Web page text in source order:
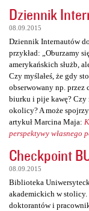
Dziennik
08.09.2015
Dziennik Internautów
przykład: „Oburzamy
amerykańskich służb,
Czy myślałeś, że gdy
obserwowany np. przez
biurku i pije kawę? Czy
okolicy? A może
artykuł Marcina Maja:
perspektywy własnego
Checkpoint
08.09.2015
Biblioteka
akademickich w stolicy.
doktorantów i